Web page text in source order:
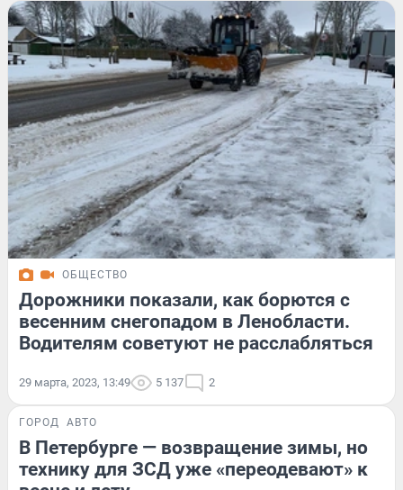
ОБЩЕСТВО
Дорожники показали, как борются с
весенним снегопадом в Ленобласти.
Водителям советуют не расслабляться
29 марта, 2023, 13:49 5 137 2
ГОРОД АВТО
В Петербурге — возвращение зимы, но
технику для ЗСД уже «переодевают» к